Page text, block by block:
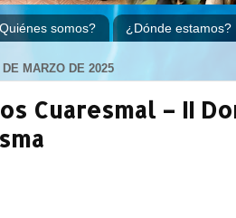
somos? ¿Dónde estamos?
MARZO DE 2025
Cuaresmal – II